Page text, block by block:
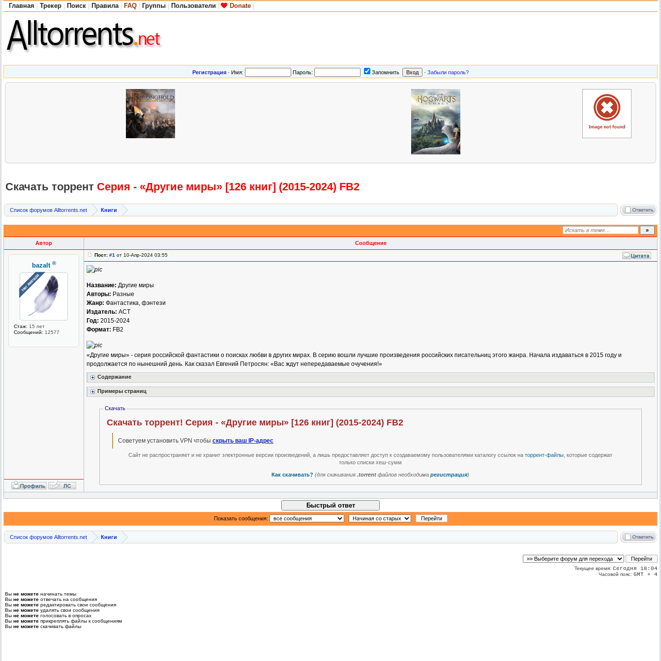
Главная Трекер Поиск Правила FAQ Группы Пользователи Donate
Регистрация · Имя: Пароль: Запомнить · Забыли пароль?
Скачать торрент Серия - «Другие миры» [126 книг] (2015-2024) FB2
Список форумов Alltorrents.net Книги
Автор Сообщение
bazalt ®
Стаж: 15 лет
Сообщений: 12577
Пост: #1 от 10-Апр-2024 03:55
Название: Другие миры
Авторы: Разные
Жанр: Фантастика, фэнтези
Издатель: АСТ
Год: 2015-2024
Формат: FB2
«Другие миры» - серия российской фантастики о поисках любви в других мирах. В серию вошли лучшие произведения российских писательниц этого жанра. Начала издаваться в 2015 году и
продолжается по нынешний день. Как сказал Евгений Петросян: «Вас ждут непередаваемые очучения!»
Содержание
Примеры страниц
Скачать
Скачать торрент! Серия - «Другие миры» [126 книг] (2015-2024) FB2
Советуем установить VPN чтобы скрыть ваш IP-адрес
Сайт не распространяет и не хранит электронные версии произведений, а лишь предоставляет доступ к создаваемому пользователями каталогу ссылок наторрент-файлы , которые содержат
только списки хеш-сумм
Как скачивать? (для скачивания.torrent файлов необходимарегистрация)
Быстрый ответ
Показать сообщения:
Список форумов Alltorrents.net Книги
Текущее время: Сегодня 18:04
Часовой пояс: GMT + 4
Вы не можете начинать темы
Вы не можете отвечать на сообщения
Вы не можете редактировать свои сообщения
Вы не можете удалять свои сообщения
Вы не можете голосовать в опросах
Вы не можете прикреплять файлы к сообщениям
Вы не можете скачивать файлы